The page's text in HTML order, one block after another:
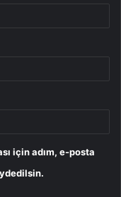
için adım, e-posta